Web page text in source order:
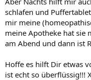
schlafen und
mir meine
meine Apotheke hat sie
am Abend und dann ist
Hoffe es hilft Dir etwas
ist echt so überflüssig!!!